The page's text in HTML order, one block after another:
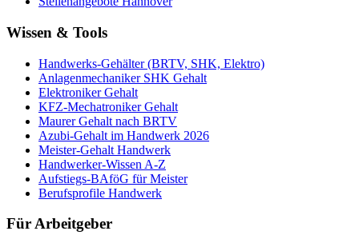
Wissen & Tools
Handwerks-Gehälter (BRTV, SHK, Elektro)
Anlagenmechaniker SHK Gehalt
Elektroniker Gehalt
KFZ-Mechatroniker Gehalt
Maurer Gehalt nach BRTV
Azubi-Gehalt im Handwerk 2026
Meister-Gehalt Handwerk
Handwerker-Wissen A-Z
Aufstiegs-BAföG für Meister
Berufsprofile Handwerk
Für Arbeitgeber